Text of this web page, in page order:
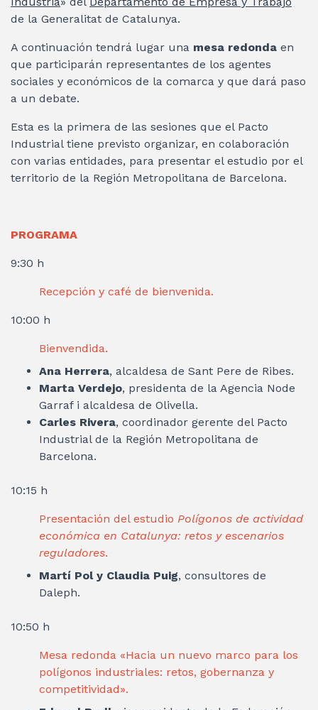
de la Generalitat de Catalunya.
A continuación tendrá lugar una mesa redonda en
que participarán representantes de los agentes
sociales y económicos de la comarca y que dará paso
a un debate.
Esta es la primera de las sesiones que el Pacto
Industrial tiene previsto organizar, en colaboración
con varias entidades, para presentar el estudio por el
territorio de la Región Metropolitana de Barcelona.
PROGRAMA
9:30 h
Recepción y café de bienvenida.
10:00 h
Bienvendida.
Ana Herrera, alcaldesa de Sant Pere de Ribes.
Marta Verdejo, presidenta de la Agencia Node
Garraf i alcaldesa de Olivella.
Carles Rivera, coordinador gerente del Pacto
Industrial de la Región Metropolitana de
Barcelona.
10:15 h
Presentación del estudio Polígonos de actividad
económica en Catalunya: retos y escenarios
reguladores.
Martí Pol y Claudia Puig, consultores de
Daleph.
10:50 h
Mesa redonda «Hacia un nuevo marco para los
polígonos industriales: retos, gobernanza y
competitividad».